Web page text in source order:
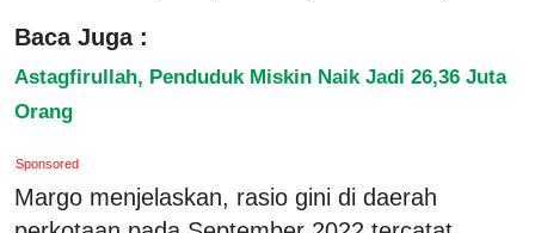
Baca Juga :
Astagfirullah, Penduduk Miskin Naik Jadi 26,36 Juta
Orang
Sponsored
Margo menjelaskan, rasio gini di daerah